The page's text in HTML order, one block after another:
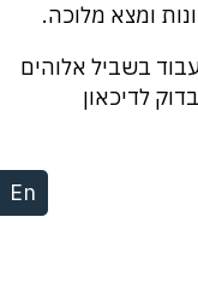
En
ומצא מלוכה.
בשביל אלוהים
לדיכאון